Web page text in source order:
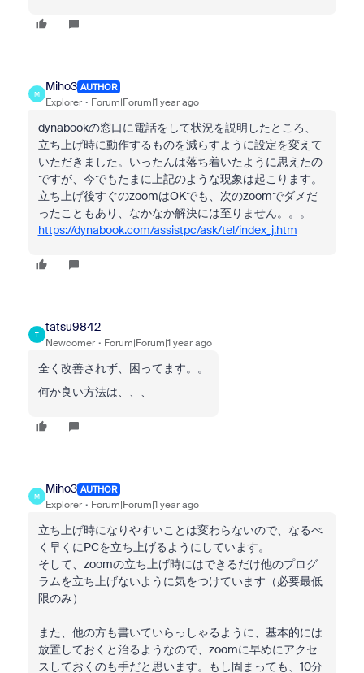
M
Miho3 AUTHOR
Explorer Forum|Forum|1 year ago
dynabookの窓口に電話をして状況を説明したところ、
立ち上げ時に動作するものを減らすように設定を変えて
いただきました。いったんは落ち着いたように思えたの
ですが、今でもたまに上記のような現象は起こります。
立ち上げ後すぐのzoomはOKでも、次のzoomでダメだ
ったこともあり、なかなか解決には至りません。。。
https://dynabook.com/assistpc/ask/tel/index_j.htm
T
tatsu9842
Newcomer Forum|Forum|1 year ago
全く改善されず、困ってます。。
何か良い方法は、、、
M
Miho3 AUTHOR
Explorer Forum|Forum|1 year ago
立ち上げ時になりやすいことは変わらないので、なるべ
く早くにPCを立ち上げるようにしています。
そして、zoomの立ち上げ時にはできるだけ他のプログ
ラムを立ち上げないように気をつけています（必要最低
限のみ）
また、他の方も書いていらっしゃるように、基本的には
放置しておくと治るようなので、zoomに早めにアクセ
スしておくのも手だと思います。もし固まっても、10分